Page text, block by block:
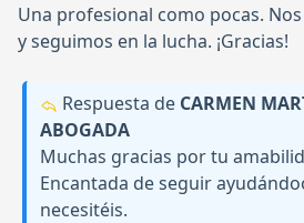
Una profesional como pocas.
y seguimos en la lucha. ¡Gracias!
Respuesta de CARMEN
ABOGADA
Muchas gracias por tu
Encantada de seguir
necesitéis.